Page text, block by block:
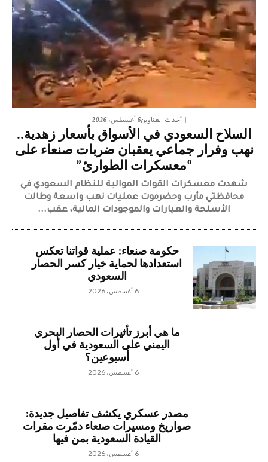
أحدث العناوين6 أغسطس، 2026
السلاح السعودي في الأسواق بأسعار زهدية..
نهب وفرار جماعي يعقبان ضربات صنعاء على
“معسكرات الطوارئ”
شهدت معسكرات القوات الموالية للنظام السعودي في
محافظتي مأرب وحضرموت عمليات نهب واسعة وطالت
الأسلحة والعيارات والموجودات المالية، عقب...
حكومة صنعاء: عملية قواتنا تعكس
استعدادها لحماية خيار كسر الحصار
السعودي
6 أغسطس، 2026
ما هي أبرز تأثيرات الحصار البحري
اليمني على السعودية في أول
أسبوعين؟
6 أغسطس، 2026
مصدر عسكري يكشف تفاصيل جديدة:
صواريخ ومسيرات صنعاء دمّرت مقرات
القيادة السعودية بمن فيها
6 أغسطس، 2026